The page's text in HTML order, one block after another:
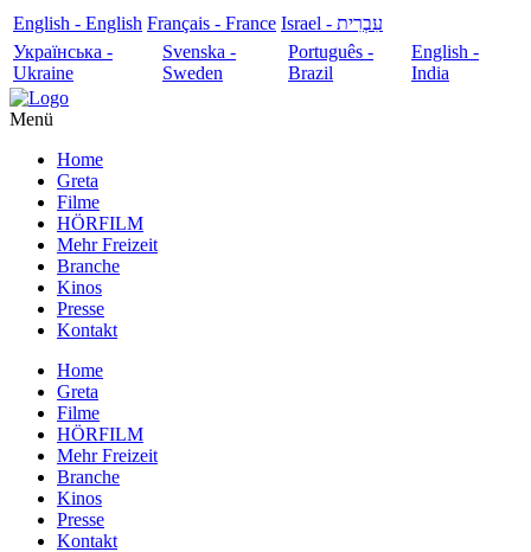
English - English Français - France
עִבְרִית - Israel
Українська -
Ukraine
Svenska -
Sweden
Português -
Brazil
English -
India
Menü
Home
Greta
Filme
HÖRFILM
Mehr Freizeit
Branche
Kinos
Presse
Kontakt
Home
Greta
Filme
HÖRFILM
Mehr Freizeit
Branche
Kinos
Presse
Kontakt